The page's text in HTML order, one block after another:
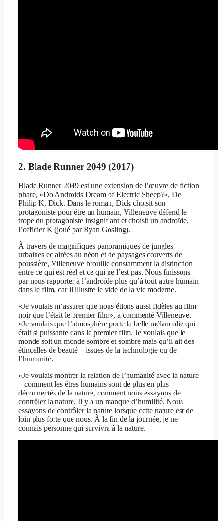
2. Blade Runner 2049 (2017)
Blade Runner 2049 est une extension de l’œuvre de fiction
phare, «Do Androids Dream of Electric Sheep?», De
Philip K. Dick. Dans le roman, Dick choisit son
protagoniste pour être un humain, Villeneuve défend le
trope du protagoniste insignifiant et choisit un androïde,
l’officier K (joué par Ryan Gosling).
À travers de magnifiques panoramiques de jungles
urbaines éclairées au néon et de paysages couverts de
poussière, Villeneuve brouille constamment la distinction
entre ce qui est réel et ce qui ne l’est pas. Nous finissons
par nous rapporter à l’androïde plus qu’à tout autre humain
dans le film, car il illustre le vide de la vie moderne.
«Je voulais m’assurer que nous étions aussi fidèles au film
noir que l’était le premier film», a commenté Villeneuve.
«Je voulais que l’atmosphère porte la belle mélancolie qui
était si puissante dans le premier film. Je voulais que le
monde soit un monde sombre et sombre mais qu’il ait des
étincelles de beauté – issues de la technologie ou de
l’humanité.
«Je voulais montrer la relation de l’humanité avec la nature
– comment les êtres humains sont de plus en plus
déconnectés de la nature, comment nous essayons de
contrôler la nature. Il y a un manque d’humilité. Nous
essayons de contrôler la nature lorsque cette nature est de
loin plus forte que nous. À la fin de la journée, je ne
connais personne qui survivra à la nature.